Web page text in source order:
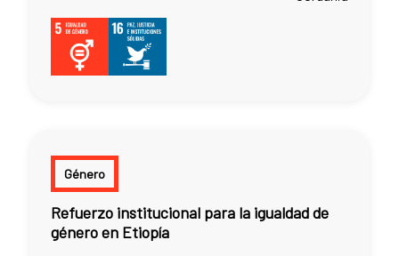
Género
Refuerzo institucional para la igualdad de
género en Etiopía